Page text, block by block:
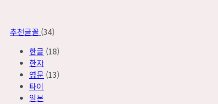
추천글꼴 (34)
한글 (18)
한자
영문 (13)
타이
일본